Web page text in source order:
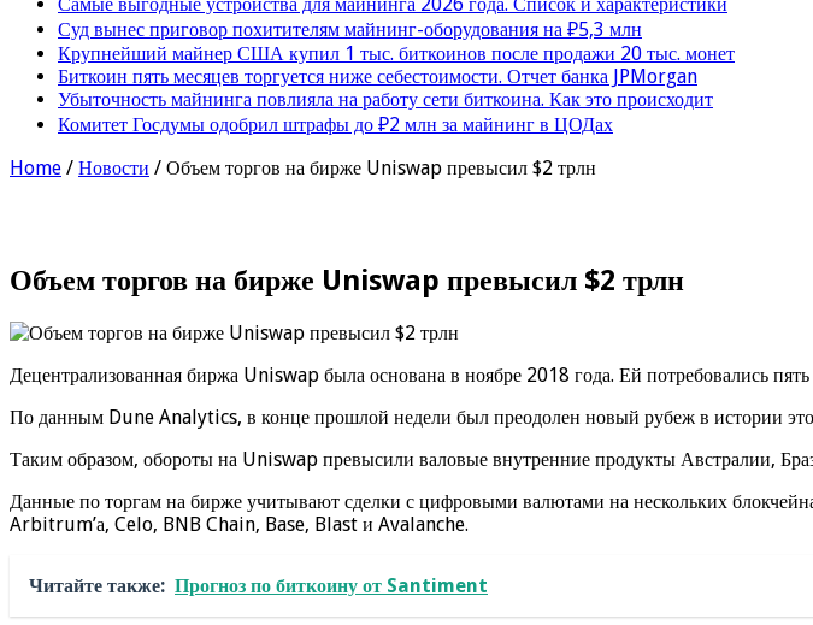
Суд вынес приговор похитителям майнинг-оборудования на ₽5,3 млн
Крупнейший майнер США купил 1 тыс. биткоинов после продажи 20 тыс. монет
Биткоин пять месяцев торгуется ниже себестоимости. Отчет банка JPMorgan
Убыточность майнинга повлияла на работу сети биткоина. Как это происходит
Комитет Госдумы одобрил штрафы до ₽2 млн за майнинг в ЦОДах
Home / Новости / Объем торгов на бирже Uniswap превысил $2 трлн
Объем торгов на бирже Uniswap превысил $2 трлн
Децентрализованная биржа Uniswap была основана в ноябре 2018 года. Ей потребовались
По данным Dune Analytics, в конце прошлой недели был преодолен новый рубеж в истории
Таким образом, обороты на Uniswap превысили валовые внутренние продукты Австралии,
Данные по торгам на бирже учитывают сделки с цифровыми валютами на нескольких
Arbitrum’а, Celo, BNB Chain, Base, Blast и Avalanche.
Читайте также: Прогноз по биткоину от Santiment